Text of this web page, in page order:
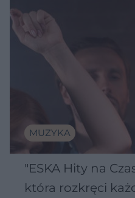
MUZYKA
"ESKA Hity na
która rozkręci